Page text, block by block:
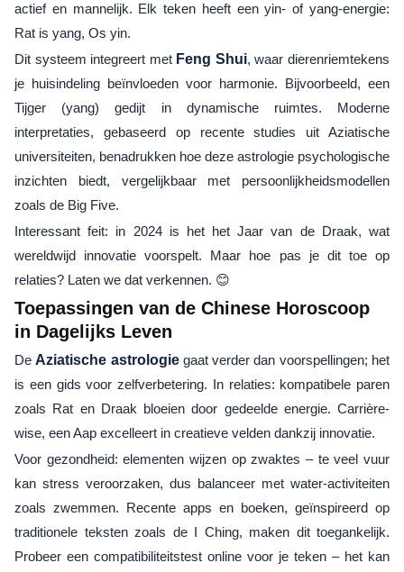
actief en mannelijk. Elk teken heeft een yin- of yang-energie:
Rat is yang, Os yin.
Dit systeem integreert met Feng Shui, waar dierenriemtekens
je huisindeling beïnvloeden voor harmonie. Bijvoorbeeld, een
Tijger (yang) gedijt in dynamische ruimtes. Moderne
interpretaties, gebaseerd op recente studies uit Aziatische
universiteiten, benadrukken hoe deze astrologie psychologische
inzichten biedt, vergelijkbaar met persoonlijkheidsmodellen
zoals de Big Five.
Interessant feit: in 2024 is het het Jaar van de Draak, wat
wereldwijd innovatie voorspelt. Maar hoe pas je dit toe op
relaties? Laten we dat verkennen. 😊
Toepassingen van de Chinese Horoscoop
in Dagelijks Leven
DeAziatische astrologiegaat verder dan voorspellingen; het
is een gids voor zelfverbetering. In relaties: kompatibele paren
zoals Rat en Draak bloeien door gedeelde energie. Carrière-
wise, een Aap excelleert in creatieve velden dankzij innovatie.
Voor gezondheid: elementen wijzen op zwaktes – te veel vuur
kan stress veroorzaken, dus balanceer met water-activiteiten
zoals zwemmen. Recente apps en boeken, geïnspireerd op
traditionele teksten zoals de I Ching, maken dit toegankelijk.
Probeer een compatibiliteitstest online voor je teken – het kan